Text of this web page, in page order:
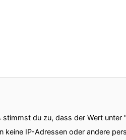
stimmst du zu, dass der Wert
keine IP-Adressen oder andere